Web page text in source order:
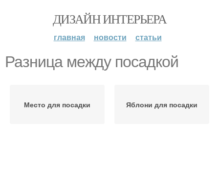
ДИЗАЙН ИНТЕРЬЕРА
главная новости статьи
Разница между посадкой
Место для посадки Яблони для посадки